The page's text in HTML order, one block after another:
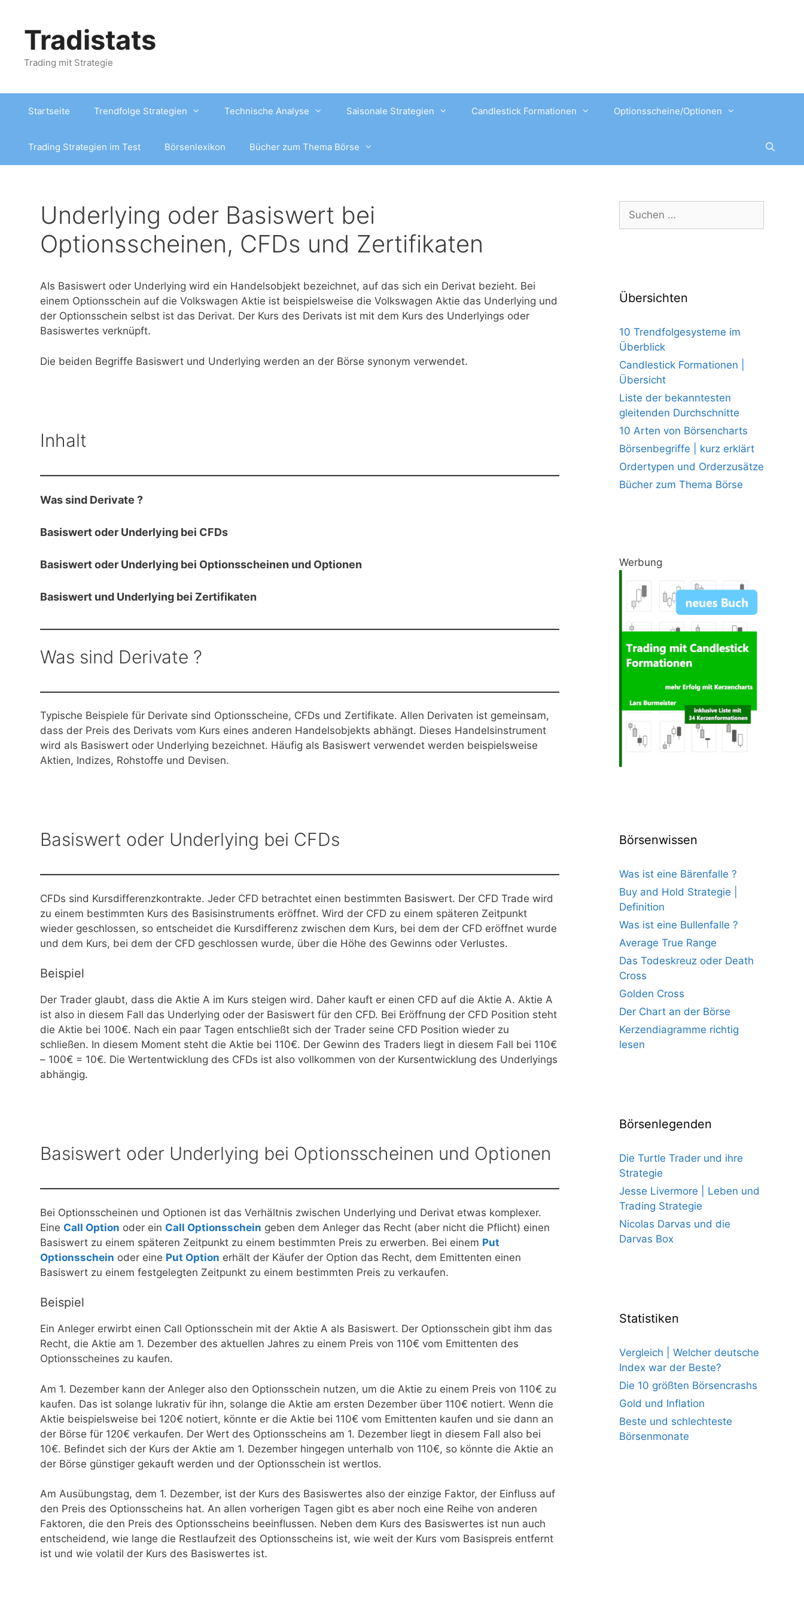
springenTradistats
Trading mit Strategie
Startseite Trendfolge Strategien Technische Analyse Saisonale Strategien Candlestick Formationen Optionsscheine/Optionen
Trading Strategien im Test Börsenlexikon Bücher zum Thema Börse
Underlying oder Basiswert bei
Optionsscheinen, CFDs und Zertifikaten
Als Basiswert oder Underlying wird ein Handelsobjekt bezeichnet, auf das sich ein Derivat bezieht. Bei
einem Optionsschein auf die Volkswagen Aktie ist beispielsweise die Volkswagen Aktie das Underlying und
der Optionsschein selbst ist das Derivat. Der Kurs des Derivats ist mit dem Kurs des Underlyings oder
Basiswertes verknüpft.
Die beiden Begriffe Basiswert und Underlying werden an der Börse synonym verwendet.
Inhalt
Was sind Derivate ?
Basiswert oder Underlying bei CFDs
Basiswert oder Underlying bei Optionsscheinen und Optionen
Basiswert und Underlying bei Zertifikaten
Was sind Derivate ?
Typische Beispiele für Derivate sind Optionsscheine, CFDs und Zertifikate. Allen Derivaten ist gemeinsam,
dass der Preis des Derivats vom Kurs eines anderen Handelsobjekts abhängt. Dieses Handelsinstrument
wird als Basiswert oder Underlying bezeichnet. Häufig als Basiswert verwendet werden beispielsweise
Aktien, Indizes, Rohstoffe und Devisen.
Basiswert oder Underlying bei CFDs
CFDs sind Kursdifferenzkontrakte. Jeder CFD betrachtet einen bestimmten Basiswert. Der CFD Trade wird
zu einem bestimmten Kurs des Basisinstruments eröffnet. Wird der CFD zu einem späteren Zeitpunkt
wieder geschlossen, so entscheidet die Kursdifferenz zwischen dem Kurs, bei dem der CFD eröffnet wurde
und dem Kurs, bei dem der CFD geschlossen wurde, über die Höhe des Gewinns oder Verlustes.
Beispiel
Der Trader glaubt, dass die Aktie A im Kurs steigen wird. Daher kauft er einen CFD auf die Aktie A. Aktie A
ist also in diesem Fall das Underlying oder der Basiswert für den CFD. Bei Eröffnung der CFD Position steht
die Aktie bei 100€. Nach ein paar Tagen entschließt sich der Trader seine CFD Position wieder zu
schließen. In diesem Moment steht die Aktie bei 110€. Der Gewinn des Traders liegt in diesem Fall bei 110€
– 100€ = 10€. Die Wertentwicklung des CFDs ist also vollkommen von der Kursentwicklung des Underlyings
abhängig.
Basiswert oder Underlying bei Optionsscheinen und Optionen
Bei Optionsscheinen und Optionen ist das Verhältnis zwischen Underlying und Derivat etwas komplexer.
Eine Call Option oder ein Call Optionsschein geben dem Anleger das Recht (aber nicht die Pflicht) einen
Basiswert zu einem späteren Zeitpunkt zu einem bestimmten Preis zu erwerben. Bei einem Put
Optionsschein oder eine Put Option erhält der Käufer der Option das Recht, dem Emittenten einen
Basiswert zu einem festgelegten Zeitpunkt zu einem bestimmten Preis zu verkaufen.
Beispiel
Ein Anleger erwirbt einen Call Optionsschein mit der Aktie A als Basiswert. Der Optionsschein gibt ihm das
Recht, die Aktie am 1. Dezember des aktuellen Jahres zu einem Preis von 110€ vom Emittenten des
Optionsscheines zu kaufen.
Am 1. Dezember kann der Anleger also den Optionsschein nutzen, um die Aktie zu einem Preis von 110€ zu
kaufen. Das ist solange lukrativ für ihn, solange die Aktie am ersten Dezember über 110€ notiert. Wenn die
Aktie beispielsweise bei 120€ notiert, könnte er die Aktie bei 110€ vom Emittenten kaufen und sie dann an
der Börse für 120€ verkaufen. Der Wert des Optionsscheins am 1. Dezember liegt in diesem Fall also bei
10€. Befindet sich der Kurs der Aktie am 1. Dezember hingegen unterhalb von 110€, so könnte die Aktie an
der Börse günstiger gekauft werden und der Optionsschein ist wertlos.
Am Ausübungstag, dem 1. Dezember, ist der Kurs des Basiswertes also der einzige Faktor, der Einfluss auf
den Preis des Optionsscheins hat. An allen vorherigen Tagen gibt es aber noch eine Reihe von anderen
Faktoren, die den Preis des Optionsscheins beeinflussen. Neben dem Kurs des Basiswertes ist nun auch
entscheidend, wie lange die Restlaufzeit des Optionsscheins ist, wie weit der Kurs vom Basispreis entfernt
ist und wie volatil der Kurs des Basiswertes ist.
Suchen
nach:
Übersichten
10 Trendfolgesysteme im
Überblick
Candlestick Formationen |
Übersicht
Liste der bekanntesten
gleitenden Durchschnitte
10 Arten von Börsencharts
Börsenbegriffe | kurz erklärt
Ordertypen und Orderzusätze
Bücher zum Thema Börse
Werbung
Börsenwissen
Was ist eine Bärenfalle ?
Buy and Hold Strategie |
Definition
Was ist eine Bullenfalle ?
Average True Range
Das Todeskreuz oder Death
Cross
Golden Cross
Der Chart an der Börse
Kerzendiagramme richtig
lesen
Börsenlegenden
Die Turtle Trader und ihre
Strategie
Jesse Livermore | Leben und
Trading Strategie
Nicolas Darvas und die
Darvas Box
Statistiken
Vergleich | Welcher deutsche
Index war der Beste?
Die 10 größten Börsencrashs
Gold und Inflation
Beste und schlechteste
Börsenmonate